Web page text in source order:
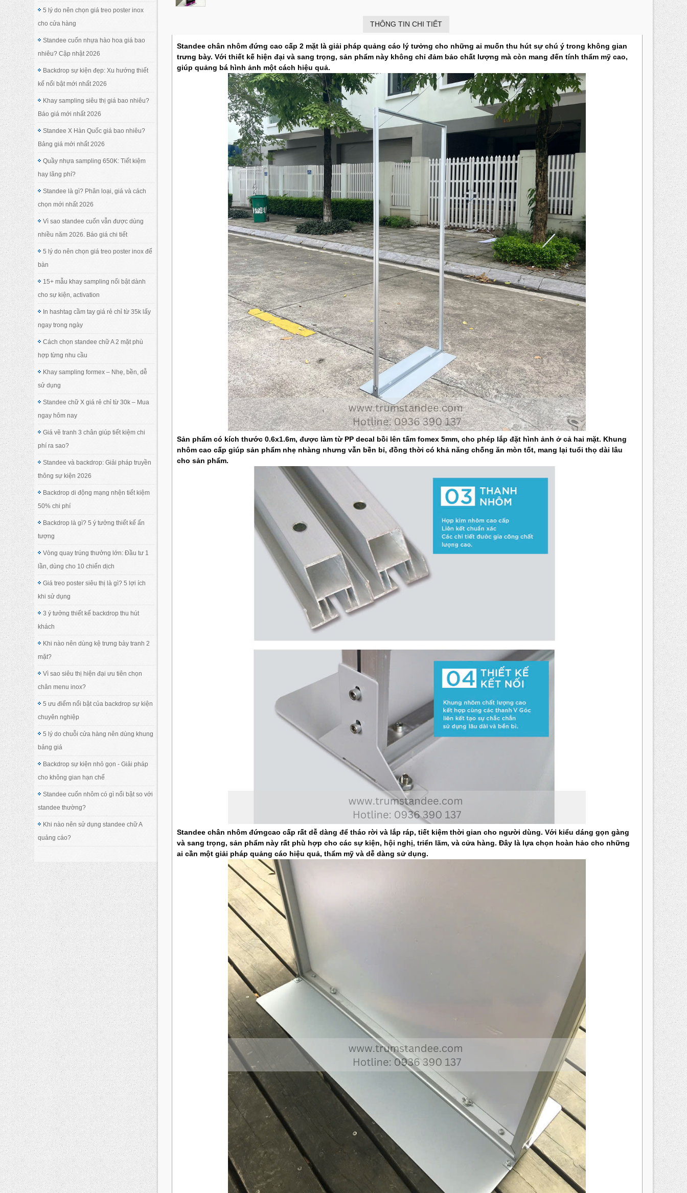
5 lý do nên chọn giá treo poster inox
cho cửa hàng
Standee cuốn nhựa hào hoa giá bao
nhiêu? Cập nhật 2026
Backdrop sự kiện đẹp: Xu hướng thiết
kế nổi bật mới nhất 2026
Khay sampling siêu thị giá bao nhiêu?
Báo giá mới nhất 2026
Standee X Hàn Quốc giá bao nhiêu?
Bảng giá mới nhất 2026
Quầy nhựa sampling 650K: Tiết kiệm
hay lãng phí?
Standee là gì? Phân loại, giá và cách
chọn mới nhất 2026
Vì sao standee cuốn vẫn được dùng
nhiều năm 2026. Báo giá chi tiết
5 lý do nên chọn giá treo poster inox để
bàn
15+ mẫu khay sampling nổi bật dành
cho sự kiện, activation
In hashtag cầm tay giá rẻ chỉ từ 35k lấy
ngay trong ngày
Cách chọn standee chữ A 2 mặt phù
hợp từng nhu cầu
Khay sampling formex – Nhẹ, bền, dễ
sử dụng
Standee chữ X giá rẻ chỉ từ 30k – Mua
ngay hôm nay
Giá vẽ tranh 3 chân giúp tiết kiệm chi
phí ra sao?
Standee và backdrop: Giải pháp truyền
thông sự kiện 2026
Backdrop di động mạng nhện tiết kiệm
50% chi phí
Backdrop là gì? 5 ý tưởng thiết kế ấn
tượng
Vòng quay trúng thưởng lớn: Đầu tư 1
lần, dùng cho 10 chiến dịch
Giá treo poster siêu thị là gì? 5 lợi ích
khi sử dụng
3 ý tưởng thiết kế backdrop thu hút
khách
Khi nào nên dùng kệ trưng bày tranh 2
mặt?
Vì sao siêu thị hiện đại ưu tiên chọn
chân menu inox?
5 ưu điểm nổi bật của backdrop sự kiện
chuyên nghiệp
5 lý do chuỗi cửa hàng nên dùng khung
bảng giá
Backdrop sự kiện nhỏ gọn - Giải pháp
cho không gian hạn chế
Standee cuốn nhôm có gì nổi bật so với
standee thường?
Khi nào nên sử dụng standee chữ A
quảng cáo?
THÔNG TIN CHI TIẾT
Standee chân nhôm đứng cao cấp 2 mặt là giải pháp quảng cáo lý tưởng cho những ai muốn thu hút sự chú ý trong không gian
trưng bày. Với thiết kế hiện đại và sang trọng, sản phẩm này không chỉ đảm bảo chất lượng mà còn mang đến tính thẩm mỹ cao,
giúp quảng bá hình ảnh một cách hiệu quả.
Sản phẩm có kích thước 0.6x1.6m, được làm từ PP decal bồi lên tấm fomex 5mm, cho phép lắp đặt hình ảnh ở cả hai mặt. Khung
nhôm cao cấp giúp sản phẩm nhẹ nhàng nhưng vẫn bền bỉ, đồng thời có khả năng chống ăn mòn tốt, mang lại tuổi thọ dài lâu
cho sản phẩm.
Standee chân nhôm đứngcao cấp rất dễ dàng để tháo rời và lắp ráp, tiết kiệm thời gian cho người dùng. Với kiểu dáng gọn gàng
và sang trọng, sản phẩm này rất phù hợp cho các sự kiện, hội nghị, triển lãm, và cửa hàng. Đây là lựa chọn hoàn hảo cho những
ai cần một giải pháp quảng cáo hiệu quả, thẩm mỹ và dễ dàng sử dụng.